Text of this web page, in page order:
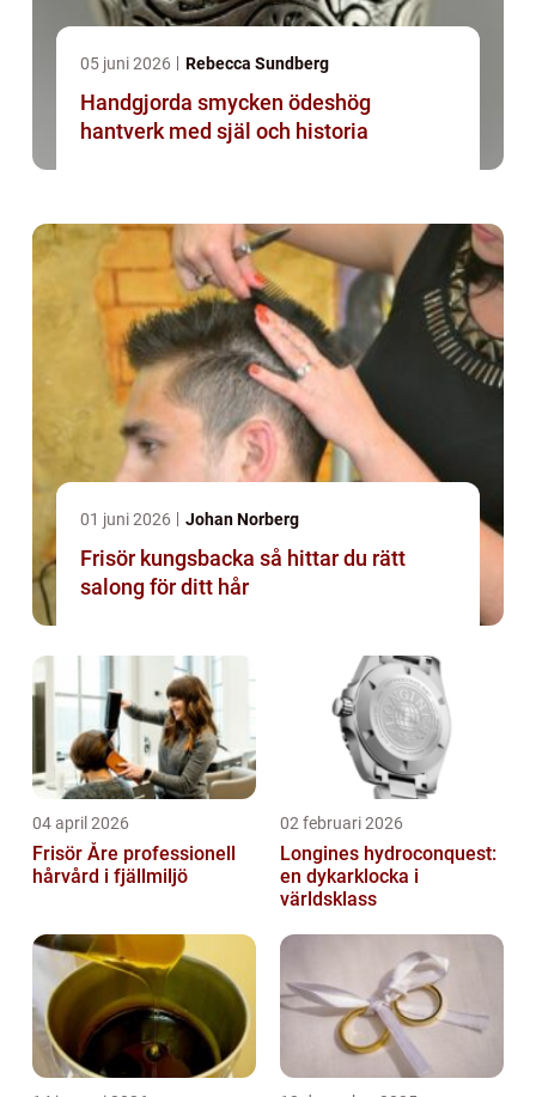
05 juni 2026 Rebecca Sundberg
Handgjorda smycken ödeshög
hantverk med själ och historia
01 juni 2026 Johan Norberg
Frisör kungsbacka så hittar du rätt
salong för ditt hår
04 april 2026
Frisör Åre professionell
hårvård i fjällmiljö
02 februari 2026
Longines hydroconquest:
en dykarklocka i
världsklass